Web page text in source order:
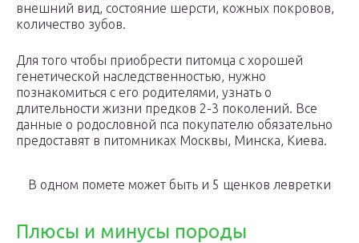
внешний вид, состояние шерсти, кожных покровов,
количество зубов.
Для того чтобы приобрести питомца с хорошей
генетической наследственностью, нужно
познакомиться с его родителями, узнать о
длительности жизни предков 2-3 поколений. Все
данные о родословной пса покупателю обязательно
предоставят в питомниках Москвы, Минска, Киева.
В одном помете может быть и 5 щенков левретки
Плюсы и минусы породы